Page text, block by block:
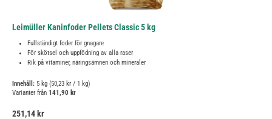
Leimüller Kaninfoder Pellets Classic 5 kg
Fullständigt foder för gnagare
För skötsel och uppfödning av alla raser
Rik på vitaminer, näringsämnen och mineraler
Innehåll: 5 kg (50,23 kr / 1 kg)
Varianter från 141,90 kr
Ordinarie pris:
251,14 kr